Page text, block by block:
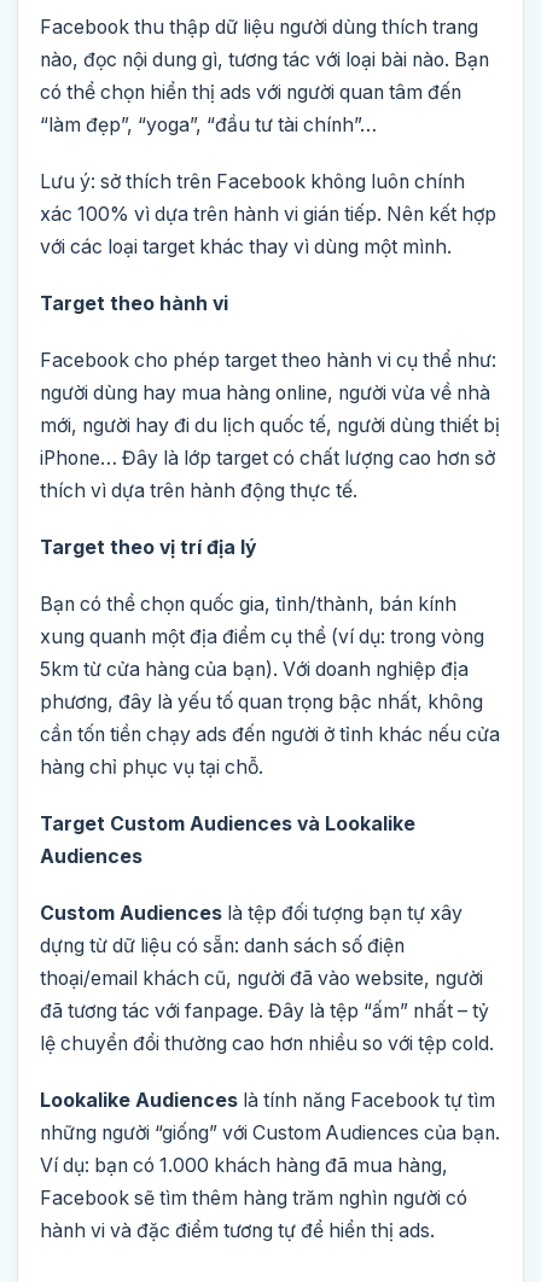
Facebook thu thập dữ liệu người dùng thích trang
nào, đọc nội dung gì, tương tác với loại bài nào. Bạn
có thể chọn hiển thị ads với người quan tâm đến
“làm đẹp”, “yoga”, “đầu tư tài chính”…
Lưu ý: sở thích trên Facebook không luôn chính
xác 100% vì dựa trên hành vi gián tiếp. Nên kết hợp
với các loại target khác thay vì dùng một mình.
Target theo hành vi
Facebook cho phép target theo hành vi cụ thể như:
người dùng hay mua hàng online, người vừa về nhà
mới, người hay đi du lịch quốc tế, người dùng thiết bị
iPhone… Đây là lớp target có chất lượng cao hơn sở
thích vì dựa trên hành động thực tế.
Target theo vị trí địa lý
Bạn có thể chọn quốc gia, tỉnh/thành, bán kính
xung quanh một địa điểm cụ thể (ví dụ: trong vòng
5km từ cửa hàng của bạn). Với doanh nghiệp địa
phương, đây là yếu tố quan trọng bậc nhất, không
cần tốn tiền chạy ads đến người ở tỉnh khác nếu cửa
hàng chỉ phục vụ tại chỗ.
Target Custom Audiences và Lookalike
Audiences
Custom Audiences là tệp đối tượng bạn tự xây
dựng từ dữ liệu có sẵn: danh sách số điện
thoại/email khách cũ, người đã vào website, người
đã tương tác với fanpage. Đây là tệp “ấm” nhất – tỷ
lệ chuyển đổi thường cao hơn nhiều so với tệp cold.
Lookalike Audiences là tính năng Facebook tự tìm
những người “giống” với Custom Audiences của bạn.
Ví dụ: bạn có 1.000 khách hàng đã mua hàng,
Facebook sẽ tìm thêm hàng trăm nghìn người có
hành vi và đặc điểm tương tự để hiển thị ads.